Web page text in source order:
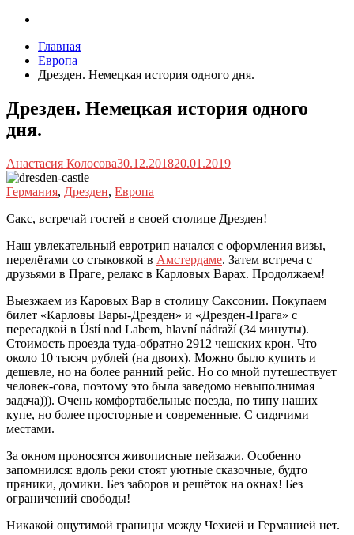
Главная
Европа
Дрезден. Немецкая история одного дня.
Дрезден. Немецкая история одного
дня.
Анастасия Колосова30.12.201820.01.2019
Германия, Дрезден, Европа
Сакс, встречай гостей в своей столице Дрезден!
Наш увлекательный евротрип начался с оформления визы,
перелётами со стыковкой в Амстердаме. Затем встреча с
друзьями в Праге, релакс в Карловых Варах. Продолжаем!
Выезжаем из Каровых Вар в столицу Саксонии. Покупаем
билет «Карловы Вары-Дрезден» и «Дрезден-Прага» с
пересадкой в Ústí nad Labem, hlavní nádraží (34 минуты).
Стоимость проезда туда-обратно 2912 чешских крон. Что
около 10 тысяч рублей (на двоих). Можно было купить и
дешевле, но на более ранний рейс. Но со мной путешествует
человек-сова, поэтому это была заведомо невыполнимая
задача))). Очень комфортабельные поезда, по типу наших
купе, но более просторные и современные. С сидячими
местами.
За окном проносятся живописные пейзажи. Особенно
запомнился: вдоль реки стоят уютные сказочные, будто
пряники, домики. Без заборов и решёток на окнах! Без
ограничений свободы!
Никакой ощутимой границы между Чехией и Германией нет.